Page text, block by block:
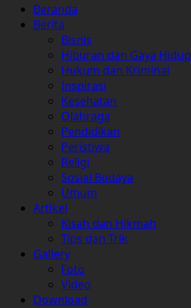
Primary
Menu
Beranda
Berita
Bisnis
Hiburan dan Gaya Hidup
Hukum dan Kriminal
Inspirasi
Kesehatan
Olahraga
Pendidikan
Peristiwa
Religi
Sosial Budaya
Umum
Artikel
Kisah dan Hikmah
Tips dan Trik
Gallery
Foto
Video
Download